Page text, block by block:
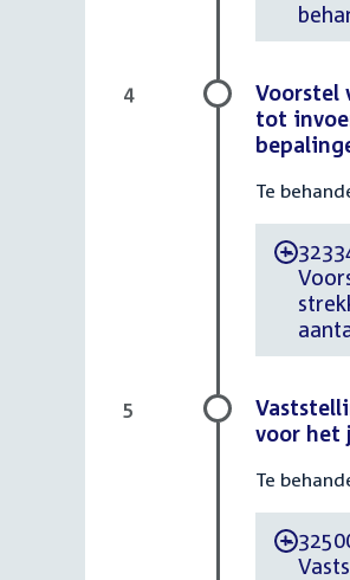
Voorstel
tot
Te
-
4
voor het
Te
-
5